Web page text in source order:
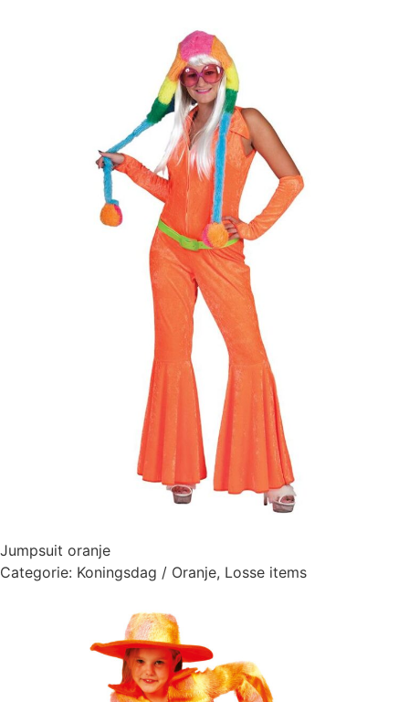
Jumpsuit oranje
Categorie: Koningsdag / Oranje, Losse items